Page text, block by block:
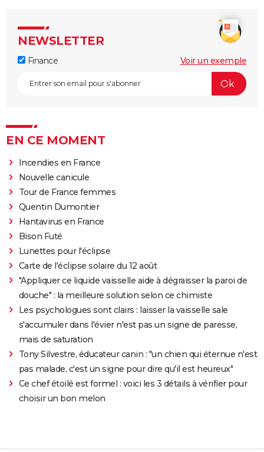
NEWSLETTER
Finance Voir un exemple
EN CE MOMENT
Incendies en France
Nouvelle canicule
Tour de France femmes
Quentin Dumontier
Hantavirus en France
Bison Futé
Lunettes pour l'éclipse
Carte de l'éclipse solaire du 12 août
"Appliquer ce liquide vaisselle aide à dégraisser la paroi de
douche" : la meilleure solution selon ce chimiste
Les psychologues sont clairs : laisser la vaisselle sale
s'accumuler dans l'évier n'est pas un signe de paresse,
mais de saturation
Tony Silvestre, éducateur canin : "un chien qui éternue n'est
pas malade, c'est un signe pour dire qu'il est heureux"
Ce chef étoilé est formel : voici les 3 détails à vérifier pour
choisir un bon melon